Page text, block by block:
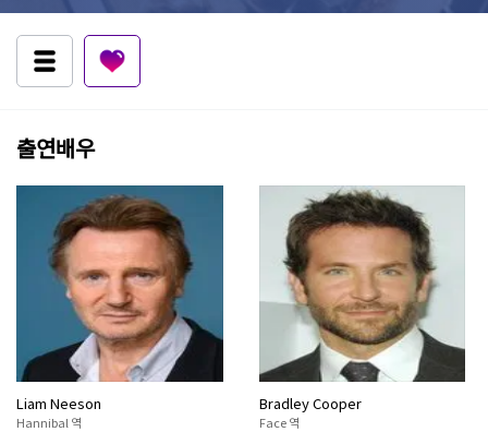
출연배우
Liam Neeson
Hannibal 역
Bradley Cooper
Face 역